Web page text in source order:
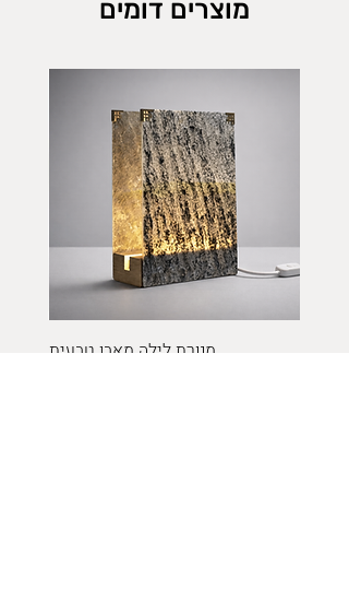
מוצרים דומים
מנורת לילה מאבן טבעית